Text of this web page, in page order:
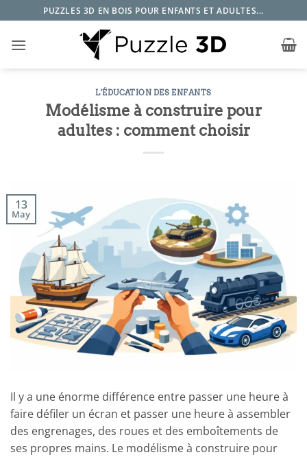
au
contenu
PUZZLES 3D EN BOIS POUR ENFANTS ET ADULTES...
L'ÉDUCATION DES ENFANTS
Modélisme à construire pour
adultes : comment choisir
13
May
Il y a une énorme différence entre passer une heure à
faire défiler un écran et passer une heure à assembler
des engrenages, des roues et des emboîtements de
ses propres mains. Le modélisme à construire pour